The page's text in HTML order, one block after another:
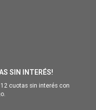
SIN INTERÉS!
cuotas sin interés con